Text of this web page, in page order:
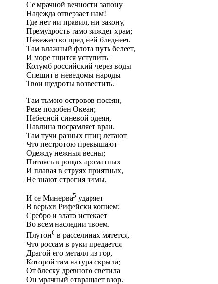
Се мрачной вечности запону
Надежда отверзает нам!
Где нет ни правил, ни закону,
Премудрость тамо зиждет храм;
Невежество пред ней бледнеет.
Там влажный флота путь белеет,
И море тщится уступить:
Колумб российский через воды
Спешит в неведомы народы
Твои щедроты возвестить.
Там тьмою островов посеян,
Реке подобен Океан;
Небесной синевой одеян,
Павлина посрамляет вран.
Там тучи разных птиц летают,
Что пестротою превышают
Одежду нежныя весны;
Питаясь в рощах ароматных
И плавая в струях приятных,
Не знают строгия зимы.
И се Минерва5 ударяет
В верьхи Рифейски копием;
Сребро и злато истекает
Во всем наследии твоем.
Плутон6 в расселинах мятется,
Что россам в руки предается
Драгой его металл из гор,
Которой там натура скрыла;
От блеску древного светила
Он мрачный отвращает взор.